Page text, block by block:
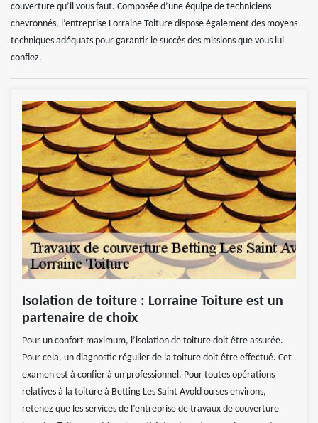
couverture qu’il vous faut. Composée d’une équipe de techniciens
chevronnés, l’entreprise Lorraine Toiture dispose également des moyens
techniques adéquats pour garantir le succès des missions que vous lui
confiez.
Isolation de toiture : Lorraine Toiture est un
partenaire de choix
Pour un confort maximum, l’isolation de toiture doit être assurée.
Pour cela, un diagnostic régulier de la toiture doit être effectué. Cet
examen est à confier à un professionnel. Pour toutes opérations
relatives à la toiture à Betting Les Saint Avold ou ses environs,
retenez que les services de l’entreprise de travaux de couverture